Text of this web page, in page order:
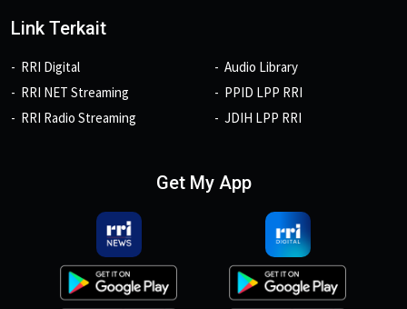
Link Terkait
RRI Digital
RRI NET Streaming
RRI Radio Streaming
Audio Library
PPID LPP RRI
JDIH LPP RRI
Get My App